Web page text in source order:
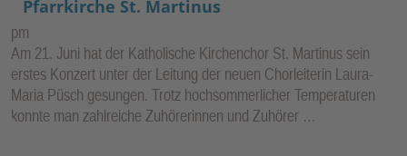
Pfarrkirche St. Martinus
pm
Am 21. Juni hat der Katholische Kirchenchor St. Martinus sein
erstes Konzert unter der Leitung der neuen Chorleiterin Laura-
Maria Püsch gesungen. Trotz hochsommerlicher Temperaturen
konnte man zahlreiche Zuhörerinnen und Zuhörer …